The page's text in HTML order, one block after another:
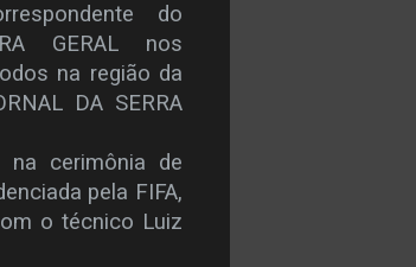
do
GERAL nos
na região da
DA SERRA
na cerimônia de
pela FIFA,
o técnico Luiz